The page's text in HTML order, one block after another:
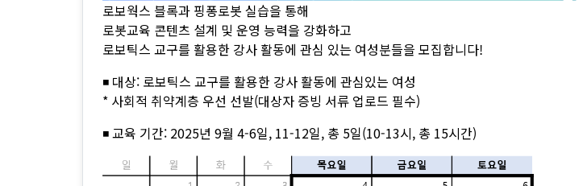
로보웍스 블록과 핑퐁로봇 실습을 통해
로봇교육 콘텐츠 설계 및 운영 능력을 강화하고
로보틱스 교구를 활용한 강사 활동에 관심 있는 여성분들을 모집합니다!
◾ 대상: 로보틱스 교구를 활용한 강사 활동에 관심있는 여성
* 사회적 취약계층 우선 선발(대상자 증빙 서류 업로드 필수)
◾ 교육 기간: 2025년 9월 4-6일, 11-12일, 총 5일(10-13시, 총 15시간)